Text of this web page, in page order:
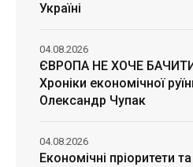
Україні
ЄВРОПА НЕ ХОЧЕ
Хроніки економічної
Олександр Чупак
04.08.2026
Економічні пріоритети
04.08.2026